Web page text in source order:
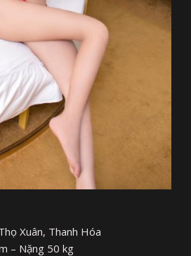
Xuân, Thanh Hóa
– Nặng 50 kg